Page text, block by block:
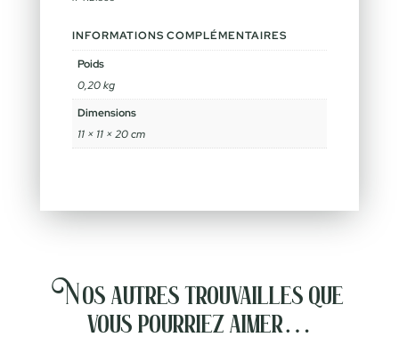
INFORMATIONS COMPLÉMENTAIRES
Poids
0,20 kg
Dimensions
11 × 11 × 20 cm
Nos autres trouvailles que
vous pourriez aimer…